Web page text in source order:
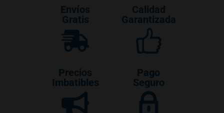
Envíos
Gratis
Calidad
Garantizada
Precios
Imbatibles
Pago
Seguro